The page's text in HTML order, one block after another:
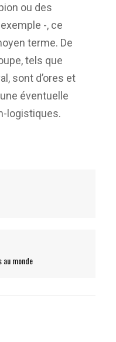
ou des
-, ce
terme. De
tels que
sont d’ores et
éventuelle
logistiques.
au monde